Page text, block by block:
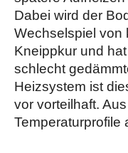
Dabei wird der
Wechselspiel von
Kneippkur und
schlecht
Heizsystem ist
vor vorteilhaft.
Temperaturprofile